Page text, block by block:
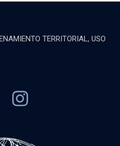
TERRITORIAL, USO